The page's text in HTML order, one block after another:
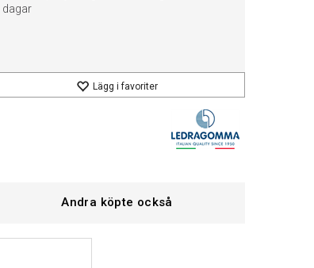
dagar
Lägg i favoriter
Andra köpte också